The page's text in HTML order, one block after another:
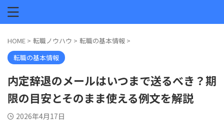
HOME > 転職ノウハウ > 転職の基本情報 >
転職の基本情報
内定辞退のメールはいつまで送るべき？期
限の目安とそのまま使える例文を解説
2026年4月17日